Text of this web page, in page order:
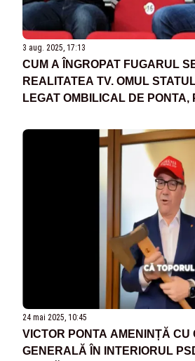
3 aug. 2025, 17:13
CUM A ÎNGROPAT FUGARUL
REALITATEA TV. OMUL
LEGAT OMBILICAL DE PONTA,
AFACERI MURDARE – TUNURI
PUBLIC ȘI CELUI PRIVAT
24 mai 2025, 10:45
VICTOR PONTA AMENINȚĂ CU
GENERALĂ ÎN INTERIORUL